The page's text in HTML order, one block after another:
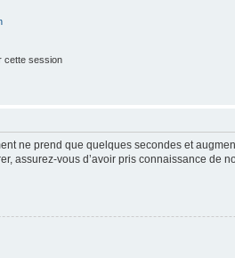
cette session
ne prend que quelques secondes et
assurez-vous d’avoir pris connaissance de